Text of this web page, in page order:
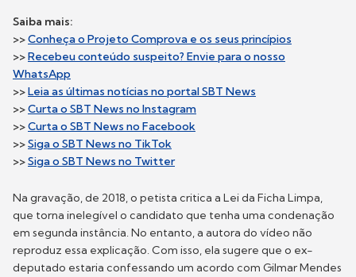
Saiba mais:
>>Conheça o Projeto Comprova e os seus princípios
>>Recebeu conteúdo suspeito? Envie para o nosso
WhatsApp
>>Leia as últimas notícias no portal SBT News
>>Curta o SBT News no Instagram
>>Curta o SBT News no Facebook
>>Siga o SBT News no TikTok
>>Siga o SBT News no Twitter
Na gravação, de 2018, o petista critica a Lei da Ficha Limpa,
que torna inelegível o candidato que tenha uma condenação
em segunda instância. No entanto, a autora do vídeo não
reproduz essa explicação. Com isso, ela sugere que o ex-
deputado estaria confessando um acordo com Gilmar Mendes